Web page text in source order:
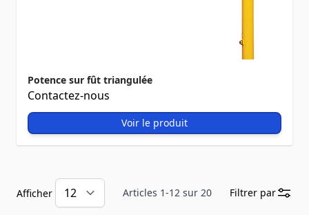
Potence sur fût triangulée
Contactez-nous
Voir le produit
Articles 1-12 sur 20
Afficher Filtrer par